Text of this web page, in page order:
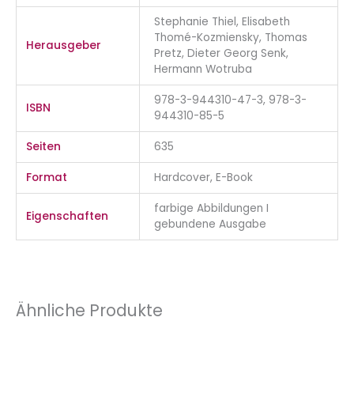
Herausgeber
Stephanie Thiel, Elisabeth
Thomé-Kozmiensky, Thomas
Pretz, Dieter Georg Senk,
Hermann Wotruba
ISBN
978-3-944310-47-3, 978-3-
944310-85-5
Seiten 635
Format Hardcover, E-Book
Eigenschaften
farbige Abbildungen I
gebundene Ausgabe
Ähnliche Produkte